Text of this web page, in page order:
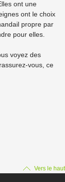
ont une
ont le choix
propre par
pour elles.
voyez des
vous, ce
Vers le haut